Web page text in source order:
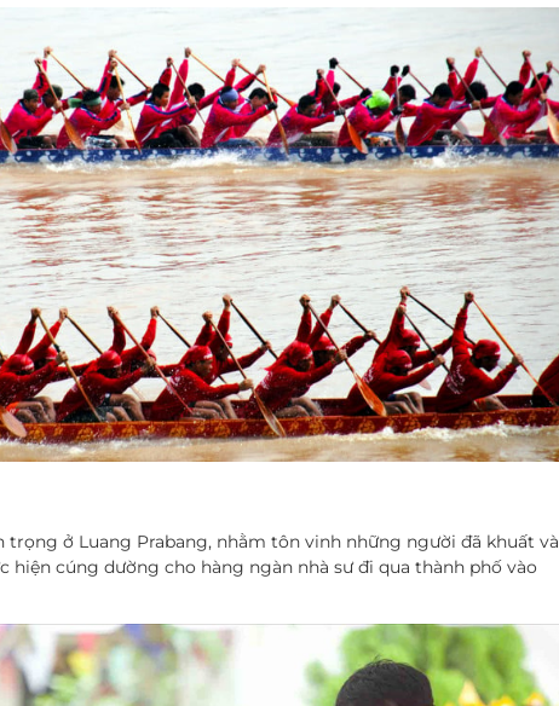
trọng ở Luang Prabang, nhằm tôn vinh những người đã khuất và
hiện cúng dường cho hàng ngàn nhà sư đi qua thành phố vào